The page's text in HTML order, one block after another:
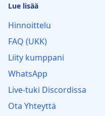
Lue lisää
Hinnoittelu
FAQ (UKK)
Liity kumppani
WhatsApp
Live‑tuki Discordissa
Ota Yhteyttä